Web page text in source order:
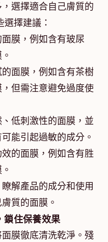
選擇適合自己膚質的
擇建議：
膜，例如含有玻尿
面膜，例如含有茶樹
但需注意避免過度使
低刺激性的面膜，並
能引起過敏的成分。
的面膜，例如含有胜
解產品的成分和使用
質的面膜。
鎖住保養效果
膜徹底清洗乾淨。殘